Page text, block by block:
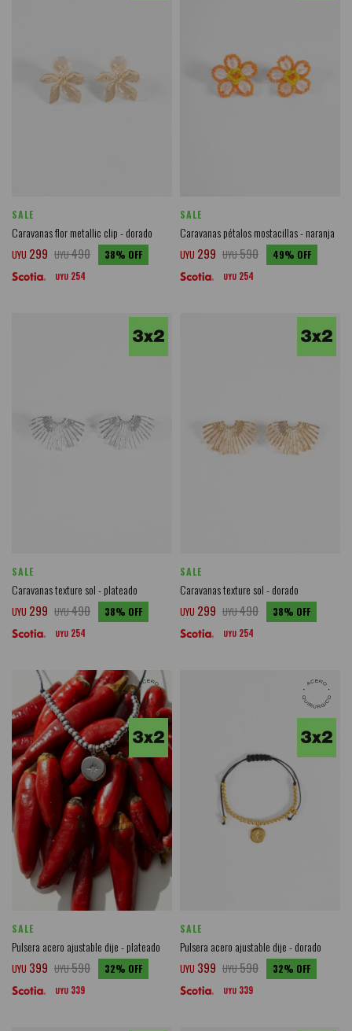
SALE
Caravanas flor metallic clip - dorado
UYU 299 UYU490 38
UYU 254
SALE
Caravanas pétalos mostacillas - naranja
UYU 299 UYU590 49
UYU 254
SALE
Caravanas texture sol - plateado
UYU 299 UYU490 38
UYU 254
SALE
Caravanas texture sol - dorado
UYU 299 UYU490 38
UYU 254
SALE
Pulsera acero ajustable dije - plateado
UYU 399 UYU590 32
UYU 339
SALE
Pulsera acero ajustable dije - dorado
UYU 399 UYU590 32
UYU 339